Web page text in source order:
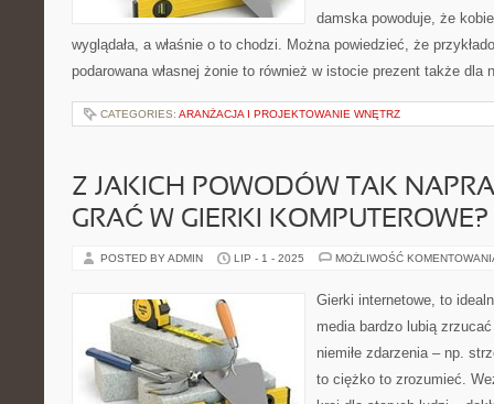
damska powoduje, że
wyglądała, a właśnie o to chodzi. Można powiedzieć, że
podarowana własnej żonie to również w istocie prezent także
CATEGORIES: ARANŻACJA I PROJEKTOWANIE WNĘTRZ
Z JAKICH POWODÓW TAK
GRAĆ W GIERKI KOMPUTEROWE?
POSTED BY ADMIN LIP - 1 - 2025 MOŻLIWOŚĆ
Gierki internetowe, to
media bardzo lubią
niemiłe zdarzenia – np.
to ciężko to zrozumieć.